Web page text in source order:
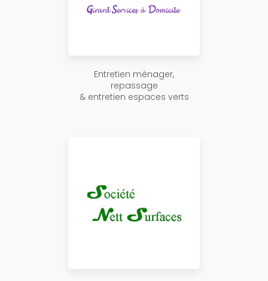
Entretien ménager,
repassage
& entretien espaces verts